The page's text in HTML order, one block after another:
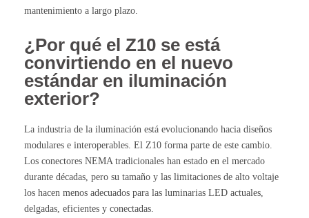
mantenimiento a largo plazo.
¿Por qué el Z10 se está
convirtiendo en el nuevo
estándar en iluminación
exterior?
La industria de la iluminación está evolucionando hacia diseños
modulares e interoperables. El Z10 forma parte de este cambio.
Los conectores NEMA tradicionales han estado en el mercado
durante décadas, pero su tamaño y las limitaciones de alto voltaje
los hacen menos adecuados para las luminarias LED actuales,
delgadas, eficientes y conectadas.